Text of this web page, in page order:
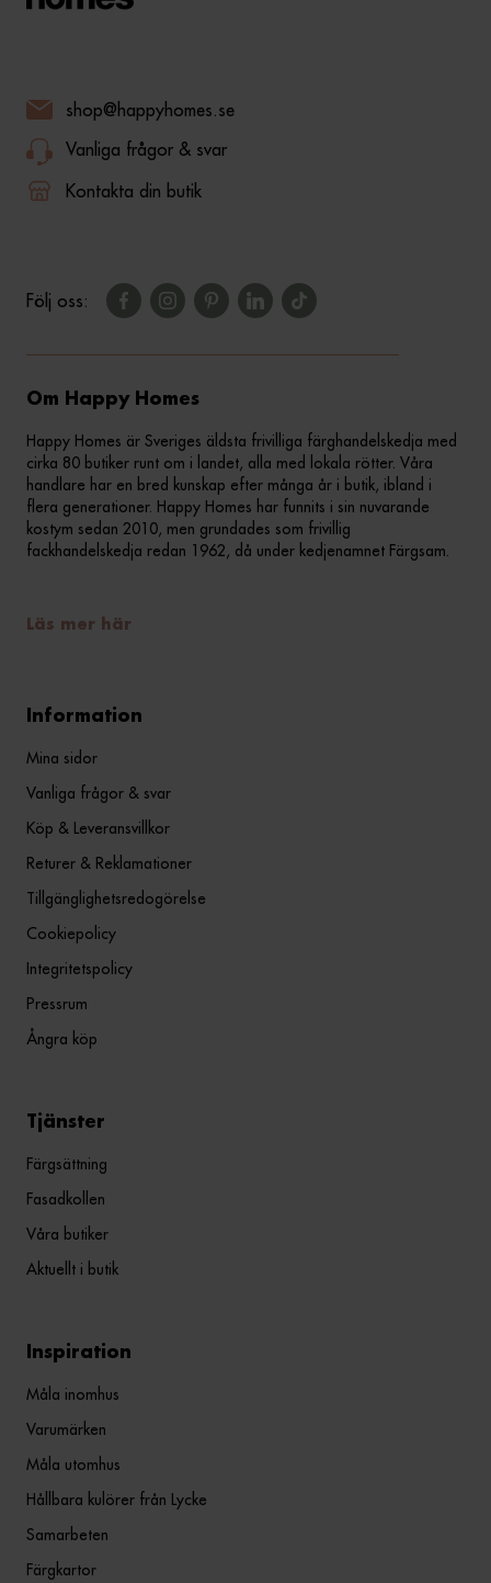
shop@happyhomes.se
Vanliga frågor & svar
Kontakta din butik
Följ oss:
Om Happy Homes
Happy Homes är Sveriges äldsta frivilliga färghandelskedja med
cirka 80 butiker runt om i landet, alla med lokala rötter. Våra
handlare har en bred kunskap efter många år i butik, ibland i
flera generationer. Happy Homes har funnits i sin nuvarande
kostym sedan 2010, men grundades som frivillig
fackhandelskedja redan 1962, då under kedjenamnet Färgsam.
Läs mer här
Information
Mina sidor
Vanliga frågor & svar
Köp & Leveransvillkor
Returer & Reklamationer
Tillgänglighetsredogörelse
Cookiepolicy
Integritetspolicy
Pressrum
Ångra köp
Tjänster
Färgsättning
Fasadkollen
Våra butiker
Aktuellt i butik
Inspiration
Måla inomhus
Varumärken
Måla utomhus
Hållbara kulörer från Lycke
Samarbeten
Färgkartor